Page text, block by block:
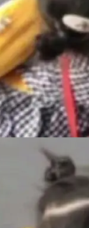
音
目
长
这
，
师
几
程
自
C
它
相
模